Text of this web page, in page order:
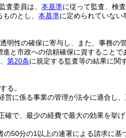
査委員は、 本基準に従って監査、検
のとし、 本基準に定められていない
明性の確保に寄与し、また、事務の
と市政への信頼確保に資することで
第20条に規定する監査等の結果に関
る。
に係る事業の管理が法令に適合し
で、最少の経費で最大の効果を挙
50分の1以上の連署による請求に基